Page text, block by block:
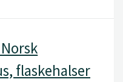
Norsk
flaskehalser